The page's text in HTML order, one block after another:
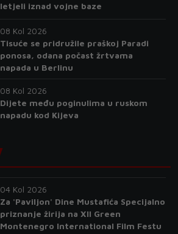
letjeli iznad vojne baze
08 Kol 2026
Tisuće se pridružile praškoj Paradi
ponosa, odana počast žrtvama
napada u Berlinu
08 Kol 2026
Dijete među poginulima u ruskom
napadu kod Kijeva
04 Kol 2026
Za 'Paviljon' Dine Mustafića Specijalno
priznanje žirija na XII Green
Montenegro International Film Festu